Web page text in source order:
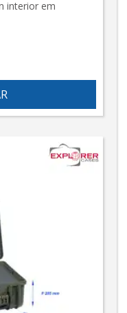
interior em